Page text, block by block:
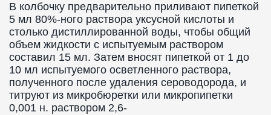
В колбочку предварительно приливают пипеткой
5 мл 80%-ного раствора уксусной кислоты и
столько дистиллированной воды, чтобы общий
объем жидкости с испытуемым раствором
составил 15 мл. Затем вносят пипеткой от 1 до
10 мл испытуемого осветленного раствора,
полученного после удаления сероводорода, и
титруют из микробюретки или микропипетки
0,001 н. раствором 2,6-